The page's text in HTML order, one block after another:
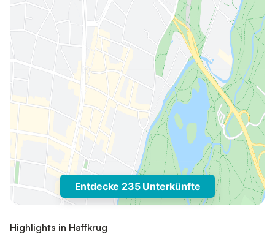
Entdecke 235 Unterkünfte
Highlights in Haffkrug